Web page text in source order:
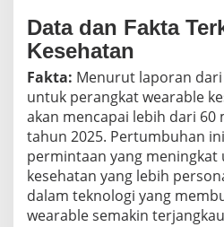
Data dan Fakta
Kesehatan
Fakta: Menurut laporan dari
untuk perangkat wearable
akan mencapai lebih dari 60
tahun 2025. Pertumbuhan
permintaan yang
kesehatan yang lebih
dalam teknologi yang
wearable semakin